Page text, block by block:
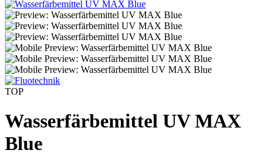
TOP
Wasserfärbemittel UV MAX
Blue